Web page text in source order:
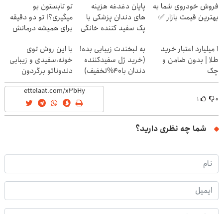
فروش خودروی شما به
بهترین قیمت بازار ✅
پایان دغدغه هزینه
های دندان پزشکی با
پک سفید کننده خانگی
تو تابستون بو
میگیری؟! تو دو دقیقه
برای همیشه درمانش
۱ میلیارد اعتبار خرید
طلا | بدون ضامن و
چک
به لبخندت زیبایی بده!
(خرید ژل سفیدکننده
دندان با40%تخفیف)
با این روش توی
خونه،سفیدی و زیبایی
دندوناتو برگردون
(40%off)
۰ ۱
شما چه نظری دارید؟